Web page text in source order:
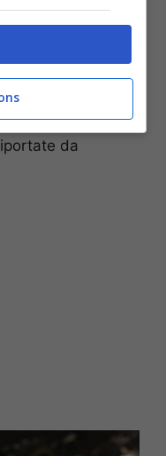
esami”.
si è fatto
si è infilata la
l’unghia”,
da